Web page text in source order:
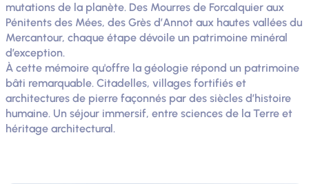
mutations de la planète. Des Mourres de Forcalquier aux
Pénitents des Mées, des Grès d’Annot aux hautes vallées du
Mercantour, chaque étape dévoile un patrimoine minéral
d’exception.
À cette mémoire qu'offre la géologie répond un patrimoine
bâti remarquable. Citadelles, villages fortifiés et
architectures de pierre façonnés par des siècles d’histoire
humaine. Un séjour immersif, entre sciences de la Terre et
héritage architectural.